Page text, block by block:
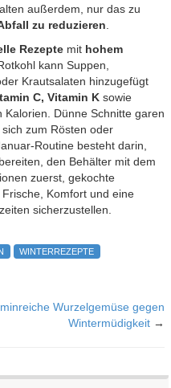
außerdem, nur das zu
zu reduzieren
Rezepte mit hohem
kann Suppen,
Krautsalaten hinzugefügt
C, Vitamin K sowie
Dünne Schnitte garen
zum Rösten oder
Routine besteht darin,
den Behälter mit dem
zuerst, gekochte
Komfort und eine
sicherzustellen.
WINTERREZEPTE
Wurzelgemüse gegen
Wintermüdigkeit →